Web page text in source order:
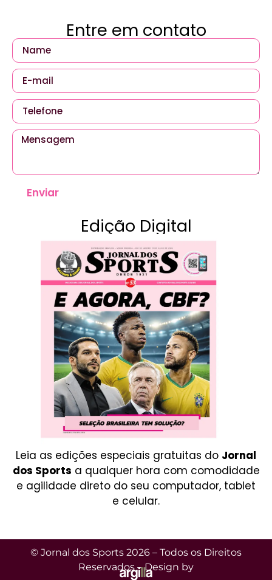
Entre em contato
Enviar
Edição Digital
Leia as edições especiais gratuitas do Jornal
dos Sports a qualquer hora com comodidade
e agilidade direto do seu computador, tablet
e celular.
© Jornal dos Sports 2026 – Todos os Direitos
Reservados – Design by